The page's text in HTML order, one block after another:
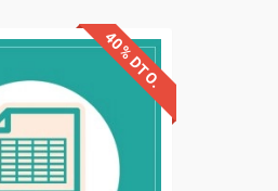
especiales
de acceso
40% DTO.